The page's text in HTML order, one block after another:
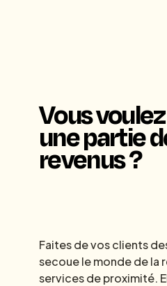
Vous
une partie
revenus ?
Faites de vos clients
secoue le monde de la
services de proximité.